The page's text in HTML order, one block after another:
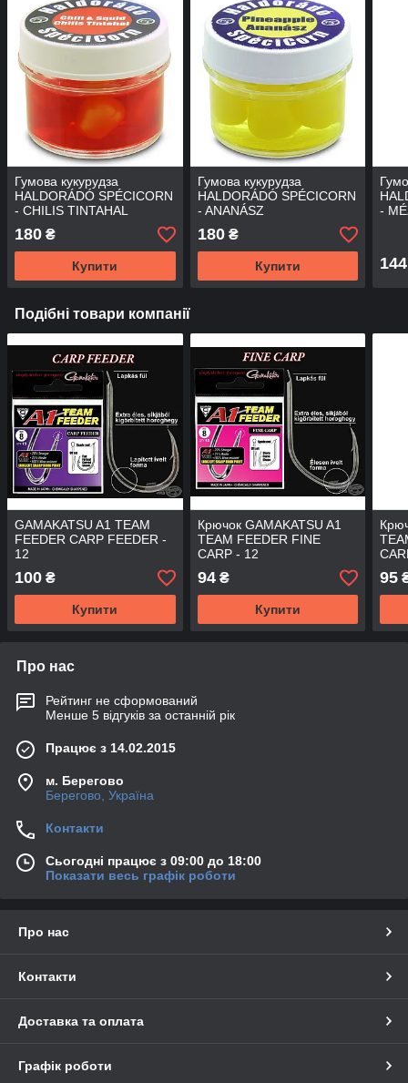
Гумова кукурудза
HALDORÁDÓ SPÉCICORN
- CHILIS TINTAHAL
180 ₴
Купити
Гумова кукурудза
HALDORÁDÓ SPÉCICORN
- ANANÁSZ
180₴
Купити
-
144
Подібні товари компанії
GAMAKATSU A1 TEAM
FEEDER CARP FEEDER -
12
100 ₴
Купити
Крючок GAMAKATSU A1
TEAM FEEDER FINE
CARP - 12
94₴
Купити
95
Про нас
Рейтинг не сформований
Менше 5 відгуків за останній рік
Працює з 14.02.2015
м. Берегово
Берегово, Україна
Контакти
Сьогодні працює з 09:00 до 18:00
Показати весь графік роботи
Про нас
Контакти
Доставка та оплата
Графік роботи